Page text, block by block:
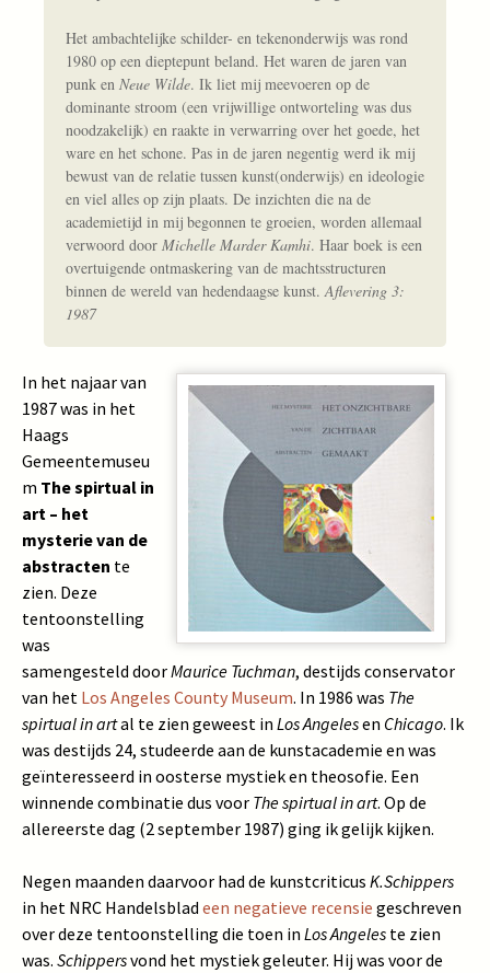
Het ambachtelijke schilder- en tekenonderwijs was rond
1980 op een dieptepunt beland. Het waren de jaren van
punk en Neue Wilde. Ik liet mij meevoeren op de
dominante stroom (een vrijwillige ontworteling was dus
noodzakelijk) en raakte in verwarring over het goede, het
ware en het schone. Pas in de jaren negentig werd ik mij
bewust van de relatie tussen kunst(onderwijs) en ideologie
en viel alles op zijn plaats. De inzichten die na de
academietijd in mij begonnen te groeien, worden allemaal
verwoord door Michelle Marder Kamhi. Haar boek is een
overtuigende ontmaskering van de machtsstructuren
binnen de wereld van hedendaagse kunst.Aflevering 3:
1987
In het najaar van
1987 was in het
Haags
Gemeentemuseu
m The spirtual in
art – het
mysterie van de
abstracten te
zien. Deze
tentoonstelling
was
samengesteld doorMaurice Tuchman, destijds conservator
van het Los Angeles County Museum. In 1986 was The
spirtual in artal te zien geweest in Los Angelesen Chicago. Ik
was destijds 24, studeerde aan de kunstacademie en was
geïnteresseerd in oosterse mystiek en theosofie. Een
winnende combinatie dus voor The spirtual in art. Op de
allereerste dag (2 september 1987) ging ik gelijk kijken.
Negen maanden daarvoor had de kunstcriticus K.Schippers
in het NRC Handelsblad een negatieve recensie geschreven
over deze tentoonstelling die toen in Los Angeles te zien
was. Schippersvond het mystiek geleuter. Hij was voor de